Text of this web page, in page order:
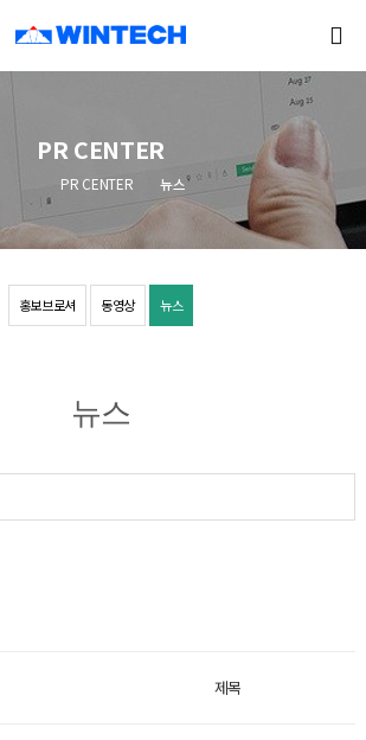
홍보브로셔 동영상 뉴스
PR CENTER 뉴스
PR CENTER
뉴스
제목